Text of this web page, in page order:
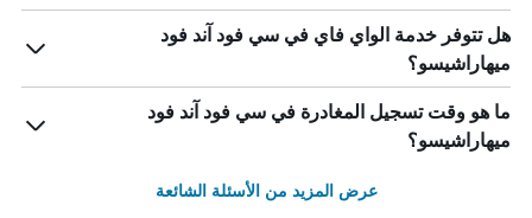
هل تتوفر خدمة الواي فاي في سي فود آند فود
ميهاراشيسو؟
ما هو وقت تسجيل المغادرة في سي فود آند فود
ميهاراشيسو؟
عرض المزيد من الأسئلة الشائعة